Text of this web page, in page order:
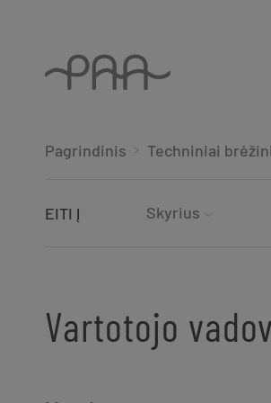
Pagrindinis Techniniai
EITI Į Skyrius
Vartotojo